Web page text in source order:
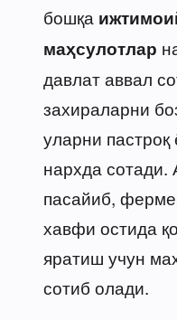
бошқа
маҳсулотлар
давлат аввал
захираларни
уларни пастроқ
нархда сотади.
пасайиб,
хавфи остида
яратиш учун
сотиб олади.